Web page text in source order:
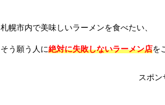
札幌市内で美味しいラーメンを食べたい、
そう願う人に絶対に失敗しないラーメン店を
スポン